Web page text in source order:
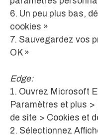
6. Un peu plus bas,
cookies »
7. Sauvegardez vos
OK »
Edge:
1. Ouvrez Microsoft
Paramètres et plus
de site > Cookies et
2. Sélectionnez